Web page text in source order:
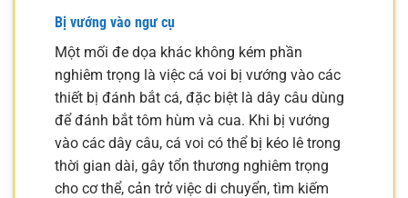
Bị vướng vào ngư cụ
Một mối đe dọa khác không kém phần
nghiêm trọng là việc cá voi bị vướng vào các
thiết bị đánh bắt cá, đặc biệt là dây câu dùng
để đánh bắt tôm hùm và cua. Khi bị vướng
vào các dây câu, cá voi có thể bị kéo lê trong
thời gian dài, gây tổn thương nghiêm trọng
cho cơ thể, cản trở việc di chuyển, tìm kiếm